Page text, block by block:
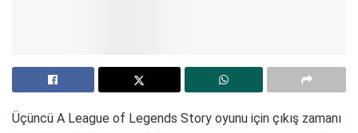
Üçüncü A League of Legends Story oyunu için çıkış zamanı